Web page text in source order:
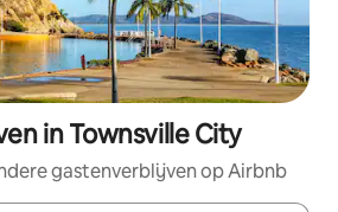
in Townsville City
gastenverblijven op Airbnb